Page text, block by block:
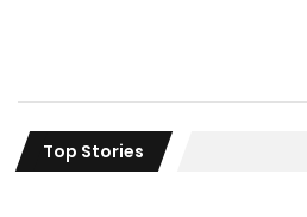
Top Stories